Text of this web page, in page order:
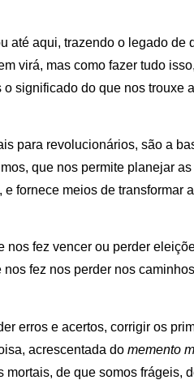
até aqui, trazendo o legado de
virá, mas como fazer tudo
significado do que nos trouxe
para revolucionários, são a
que nos permite planejar as
fornece meios de transformar a
nos fez vencer ou perder
fez nos perder nos
erros e acertos, corrigir os
acrescentada do memento
de que somos frágeis,